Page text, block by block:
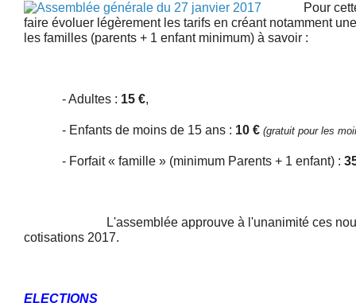
Pour cette
faire évoluer légèrement les tarifs en créant notamment
les familles (parents + 1 enfant minimum) à savoir :
- Adultes : 15 €,
- Enfants de moins de 15 ans : 10 € (gratuit pour les
- Forfait « famille » (minimum Parents + 1 enfant) :
L'assemblée approuve à l'unanimité ces
cotisations 2017.
ELECTIONS